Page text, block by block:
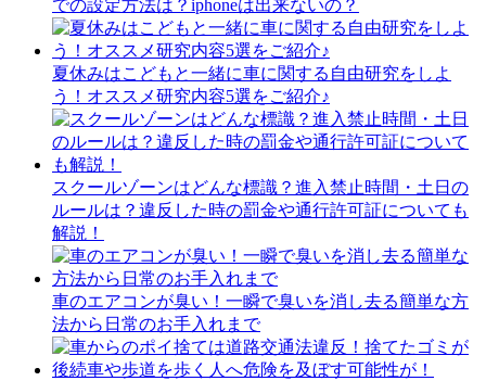
での設定方法は？iphoneは出来ないの？
夏休みはこどもと一緒に車に関する自由研究をしよ
う！オススメ研究内容5選をご紹介♪
スクールゾーンはどんな標識？進入禁止時間・土日の
ルールは？違反した時の罰金や通行許可証についても
解説！
車のエアコンが臭い！一瞬で臭いを消し去る簡単な方
法から日常のお手入れまで